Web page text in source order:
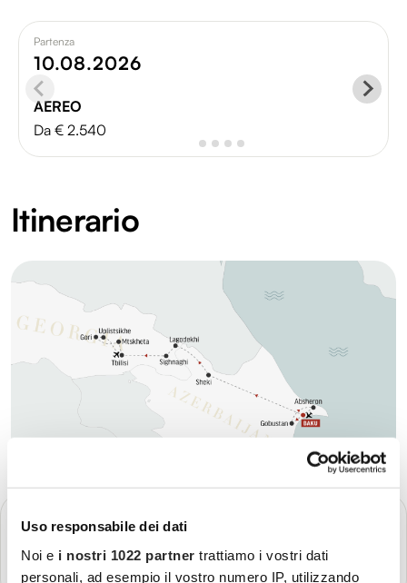
Uso responsabile dei dati
Noi e i nostri 1022 partner trattiamo i vostri dati
personali, ad esempio il vostro numero IP, utilizzando
Partenza
10.08.2026
AEREO
Da € 2.540
Itinerario
Partenza - Baku